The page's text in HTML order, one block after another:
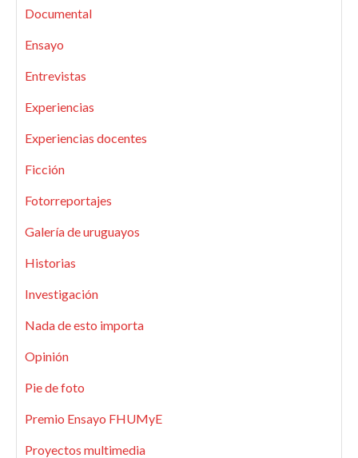
Documental
Ensayo
Entrevistas
Experiencias
Experiencias docentes
Ficción
Fotorreportajes
Galería de uruguayos
Historias
Investigación
Nada de esto importa
Opinión
Pie de foto
Premio Ensayo FHUMyE
Proyectos multimedia